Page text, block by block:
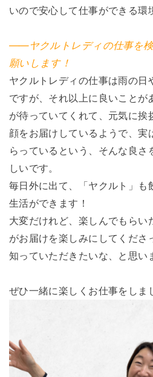
いので安心して仕事ができる環
――ヤクルトレディの仕事を
願いします！
ヤクルトレディの仕事は雨の日
ですが、それ以上に良いことが
が待っていてくれて、元気に挨
顔をお届けしているようで、実
らっているという、そんな良さ
しいです。
毎日外に出て、「ヤクルト」も
生活ができます！
大変だけれど、楽しんでもらい
がお届けを楽しみにしてくださ
知っていただきたいな、と思い
ぜひ一緒に楽しくお仕事をしま